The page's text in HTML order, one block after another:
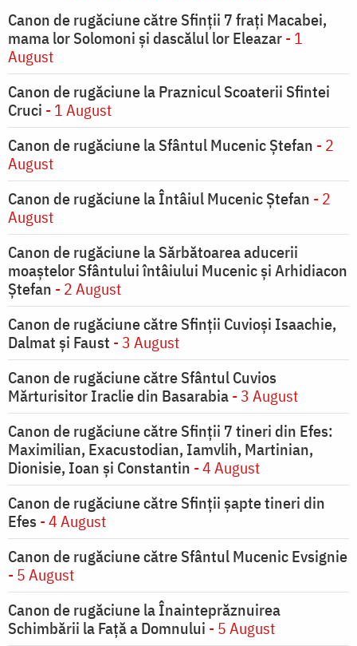
Canon de rugăciune către Sfinţii 7 fraţi Macabei,
mama lor Solomoni şi dascălul lor Eleazar- 1
August
Canon de rugăciune la Praznicul Scoaterii Sfintei
Cruci - 1 August
Canon de rugăciune la Sfântul Mucenic Ștefan - 2
August
Canon de rugăciune la Întâiul Mucenic Ștefan - 2
August
Canon de rugăciune la Sărbătoarea aducerii
moaştelor Sfântului întâiului Mucenic şi Arhidiacon
Ştefan - 2 August
Canon de rugăciune către Sfinţii Cuvioşi Isaachie,
Dalmat şi Faust - 3 August
Canon de rugăciune către Sfântul Cuvios
Mărturisitor Iraclie din Basarabia- 3 August
Canon de rugăciune către Sfinţii 7 tineri din Efes:
Maximilian, Exacustodian, Iamvlih, Martinian,
Dionisie, Ioan şi Constantin - 4 August
Canon de rugăciune către Sfinţii şapte tineri din
Efes - 4 August
Canon de rugăciune către Sfântul Mucenic Evsignie
- 5 August
Canon de rugăciune la Înainteprăznuirea
Schimbării la Faţă a Domnului - 5 August